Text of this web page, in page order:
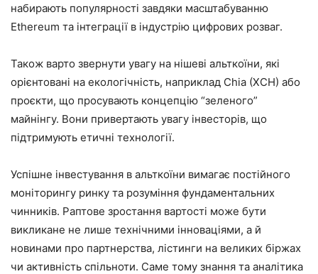
набирають популярності завдяки масштабуванню
Ethereum та інтеграції в індустрію цифрових розваг.
Також варто звернути увагу на нішеві альткоїни, які
орієнтовані на екологічність, наприклад Chia (XCH) або
проєкти, що просувають концепцію “зеленого”
майнінгу. Вони привертають увагу інвесторів, що
підтримують етичні технології.
Успішне інвестування в альткоїни вимагає постійного
моніторингу ринку та розуміння фундаментальних
чинників. Раптове зростання вартості може бути
викликане не лише технічними інноваціями, а й
новинами про партнерства, лістинги на великих біржах
чи активність спільноти. Саме тому знання та аналітика